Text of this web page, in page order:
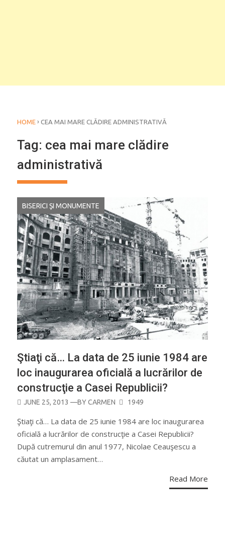
HOME › CEA MAI MARE CLĂDIRE ADMINISTRATIVĂ
Tag: cea mai mare clădire
administrativă
BISERICI ŞI MONUMENTE
Ştiaţi că… La data de 25 iunie 1984 are
loc inaugurarea oficială a lucrărilor de
construcţie a Casei Republicii?
POSTED
JUNE 25, 2013 —BYCARMEN 1949
Ştiaţi că… La data de 25 iunie 1984 are loc inaugurarea
oficială a lucrărilor de construcţie a Casei Republicii?
După cutremurul din anul 1977, Nicolae Ceauşescu a
căutat un amplasament…
Read More